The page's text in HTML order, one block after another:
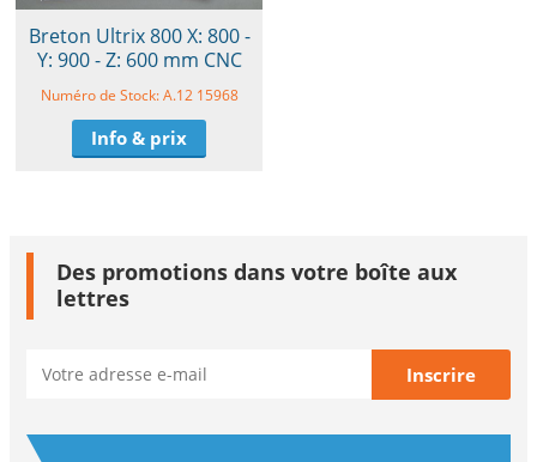
Breton Ultrix 800 X: 800 -
Y: 900 - Z: 600 mm CNC
Numéro de Stock: A.12 15968
Info & prix
Des promotions dans votre boîte aux
lettres